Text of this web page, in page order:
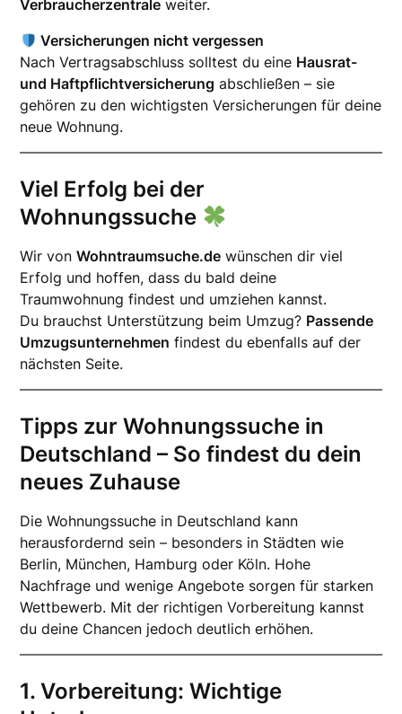
Verbraucherzentrale weiter.
Versicherungen nicht vergessen
Nach Vertragsabschluss solltest du eine Hausrat-
und Haftpflichtversicherung abschließen – sie
gehören zu den wichtigsten Versicherungen für deine
neue Wohnung.
Viel Erfolg bei der
Wohnungssuche
Wir vonWohntraumsuche.de wünschen dir viel
Erfolg und hoffen, dass du bald deine
Traumwohnung findest und umziehen kannst.
Du brauchst Unterstützung beim Umzug? Passende
Umzugsunternehmen findest du ebenfalls auf der
nächsten Seite.
Tipps zur Wohnungssuche in
Deutschland – So findest du dein
neues Zuhause
Die Wohnungssuche in Deutschland kann
herausfordernd sein – besonders in Städten wie
Berlin, München, Hamburg oder Köln. Hohe
Nachfrage und wenige Angebote sorgen für starken
Wettbewerb. Mit der richtigen Vorbereitung kannst
du deine Chancen jedoch deutlich erhöhen.
1. Vorbereitung: Wichtige